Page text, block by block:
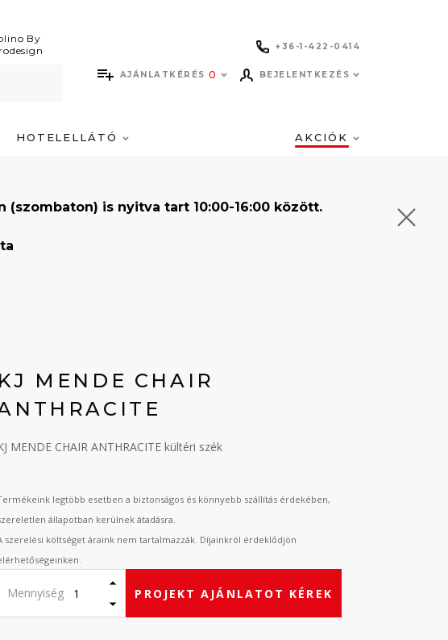
By
+36-1-422-0414
AJÁNLATKÉRÉS 0 BEJELENTKEZÉS
HOTELELLÁTÓ AKCIÓK
is nyitva tart 10:00-16:00 között.
KJ MENDE CHAIR
MENDE CHAIR ANTHRACITE kültéri szék
legtöbb esetben a biztonságos és könnyebb szállítás érdekében,
állapotban kerülnek átadásra.
szerelési költséget áraink nem tartalmazzák. Díjainkról érdeklődjön
Mennyiség PROJEKT AJÁNLATOT KÉREK